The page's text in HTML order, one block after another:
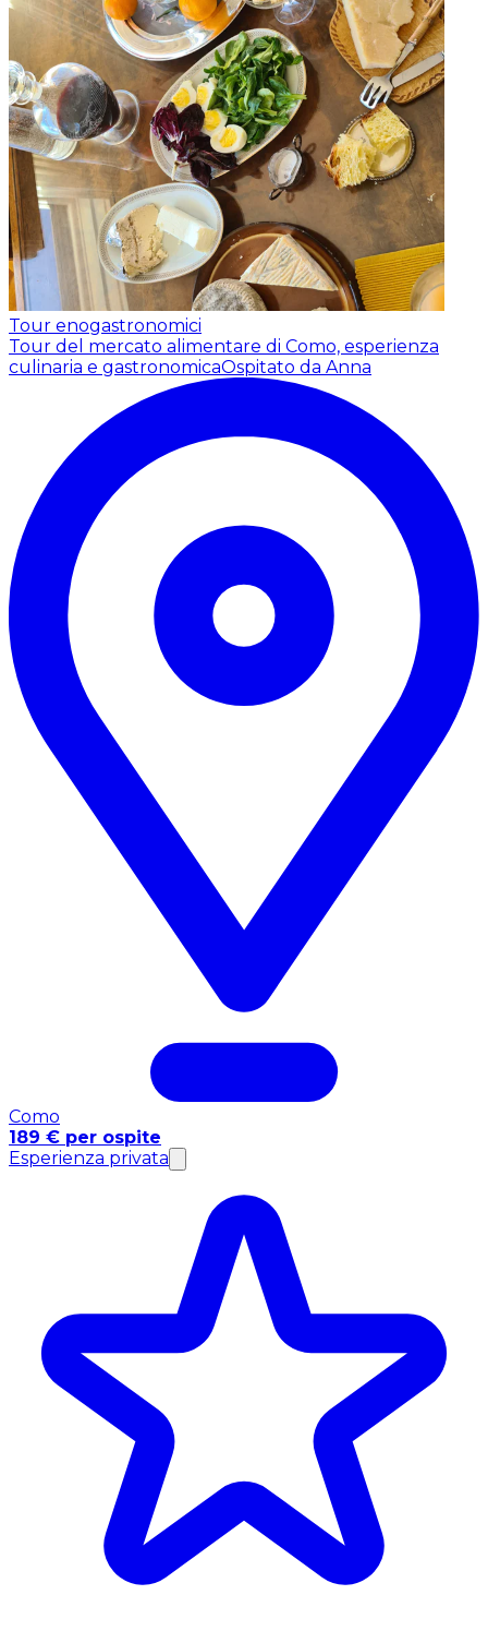
Tour enogastronomici
Tour del mercato alimentare di Como, esperienza
culinaria e gastronomicaOspitato da Anna
Como
189 € per ospite
Esperienza privata